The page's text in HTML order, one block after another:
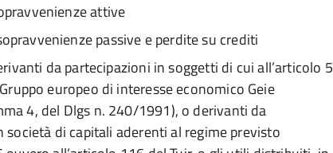
attive
passive e perdite su crediti
da partecipazioni in soggetti di cui all’articolo 5
europeo di interesse economico Geie
4, del Dlgs n. 240/1991), o derivanti da
società di capitali aderenti al regime previsto